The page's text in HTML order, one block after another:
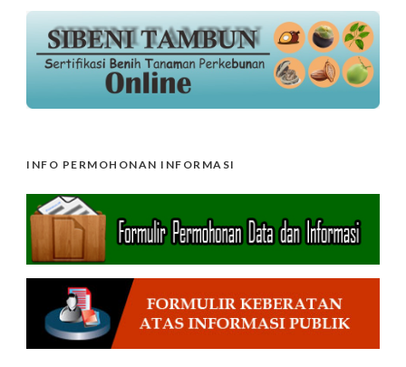
INFO PERMOHONAN INFORMASI